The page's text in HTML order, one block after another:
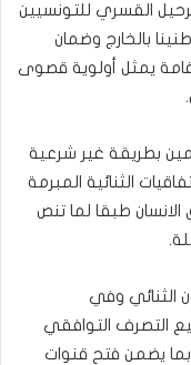
القسري للتونسيين
بالخارج وضمان
يمثل أولوية قصوى
بطريقة غير شرعية
الثنائية المبرمة
طبقا لما تنص
الثنائي وفي
التصرف التوافقي
يضمن فتح قنوات